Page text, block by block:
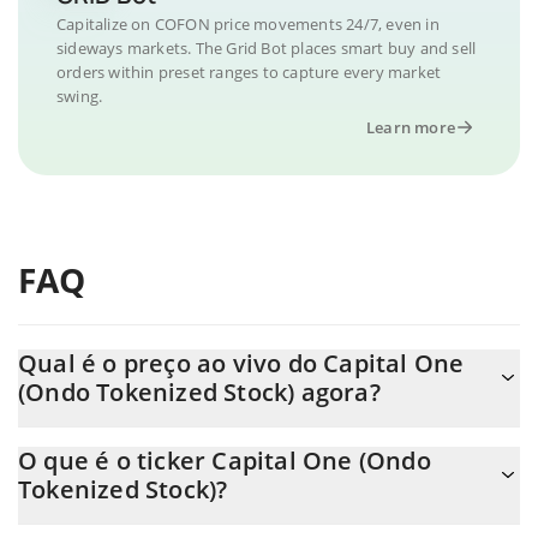
Capitalize on COFON price movements 24/7, even in
sideways markets. The Grid Bot places smart buy and sell
orders within preset ranges to capture every market
swing.
Learn more
FAQ
Qual é o preço ao vivo do Capital One
(Ondo Tokenized Stock) agora?
agora é de $ 222.9.
O que é o ticker Capital One (Ondo
Tokenized Stock)?